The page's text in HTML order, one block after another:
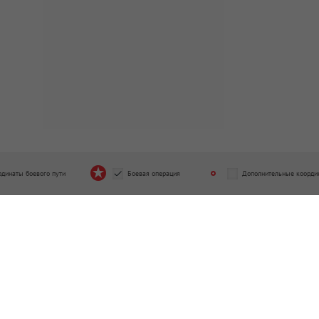
боевого пути Боевая операция Дополнительные